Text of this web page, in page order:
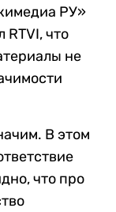
РУ»
RTVI, что
не
В этом
что про